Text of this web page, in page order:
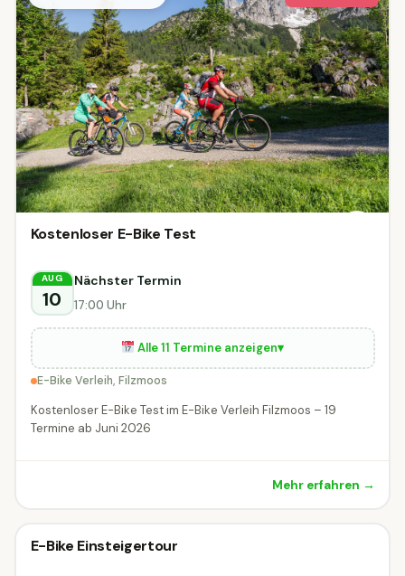
Kostenloser E-Bike Test
AUG
10
Nächster Termin
17:00 Uhr
Alle 11 Termine anzeigen▾
E-Bike Verleih, Filzmoos
Kostenloser E-Bike Test im E-Bike Verleih Filzmoos – 19
Termine ab Juni 2026
Mehr erfahren →
Radveranstaltung
Radveranstaltung
E-Bike Einsteigertour